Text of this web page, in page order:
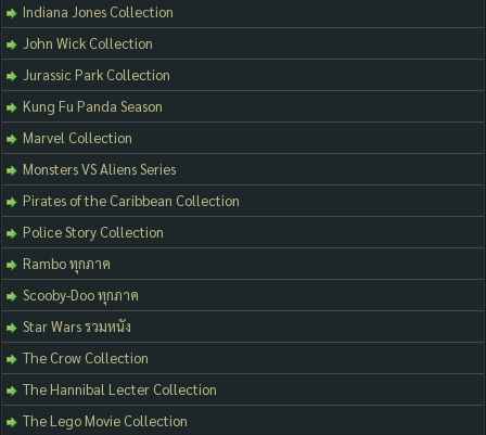
Indiana Jones Collection
John Wick Collection
Jurassic Park Collection
Kung Fu Panda Season
Marvel Collection
Monsters VS Aliens Series
Pirates of the Caribbean Collection
Police Story Collection
Rambo ทุกภาค
Scooby-Doo ทุกภาค
Star Wars รวมหนัง
The Crow Collection
The Hannibal Lecter Collection
The Lego Movie Collection